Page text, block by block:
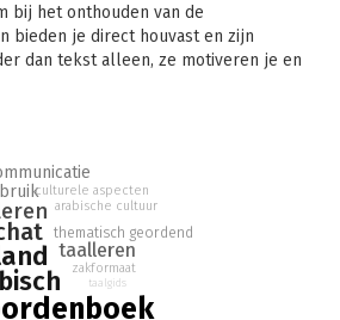
bij het onthouden van de
bieden je direct houvast en zijn
dan tekst alleen, ze motiveren je en
met eenvoudige woorden die je in het
zoals de muntthee, de olijf of de
Nederlandse woord en de vertaling in
in karakters als in Latijns schrift.
vind je snel het juiste woord in het
taalleren
thematisch geordend
culturele aspecten
zakformaat
arabische cultuur
taalgids